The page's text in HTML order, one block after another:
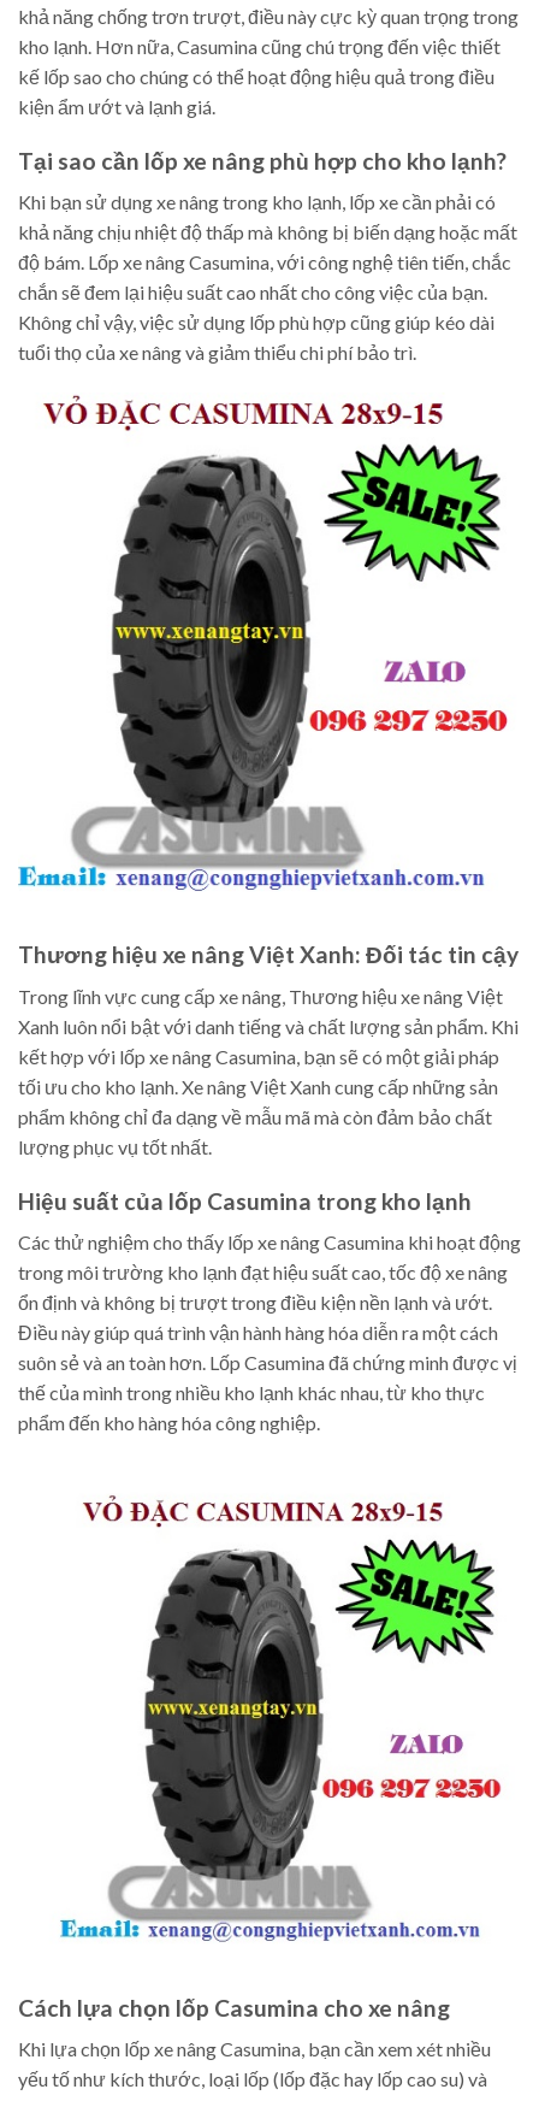
khả năng chống trơn trượt, điều này cực kỳ quan trọng trong
kho lạnh. Hơn nữa, Casumina cũng chú trọng đến việc thiết
kế lốp sao cho chúng có thể hoạt động hiệu quả trong điều
kiện ẩm ướt và lạnh giá.
Tại sao cần lốp xe nâng phù hợp cho kho lạnh?
Khi bạn sử dụng xe nâng trong kho lạnh, lốp xe cần phải có
khả năng chịu nhiệt độ thấp mà không bị biến dạng hoặc mất
độ bám. Lốp xe nâng Casumina, với công nghệ tiên tiến, chắc
chắn sẽ đem lại hiệu suất cao nhất cho công việc của bạn.
Không chỉ vậy, việc sử dụng lốp phù hợp cũng giúp kéo dài
tuổi thọ của xe nâng và giảm thiểu chi phí bảo trì.
Thương hiệu xe nâng Việt Xanh: Đối tác tin cậy
Trong lĩnh vực cung cấp xe nâng, Thương hiệu xe nâng Việt
Xanh luôn nổi bật với danh tiếng và chất lượng sản phẩm. Khi
kết hợp với lốp xe nâng Casumina, bạn sẽ có một giải pháp
tối ưu cho kho lạnh. Xe nâng Việt Xanh cung cấp những sản
phẩm không chỉ đa dạng về mẫu mã mà còn đảm bảo chất
lượng phục vụ tốt nhất.
Hiệu suất của lốp Casumina trong kho lạnh
Các thử nghiệm cho thấy lốp xe nâng Casumina khi hoạt động
trong môi trường kho lạnh đạt hiệu suất cao, tốc độ xe nâng
ổn định và không bị trượt trong điều kiện nền lạnh và ướt.
Điều này giúp quá trình vận hành hàng hóa diễn ra một cách
suôn sẻ và an toàn hơn. Lốp Casumina đã chứng minh được vị
thế của mình trong nhiều kho lạnh khác nhau, từ kho thực
phẩm đến kho hàng hóa công nghiệp.
Cách lựa chọn lốp Casumina cho xe nâng
Khi lựa chọn lốp xe nâng Casumina, bạn cần xem xét nhiều
yếu tố như kích thước, loại lốp (lốp đặc hay lốp cao su) và